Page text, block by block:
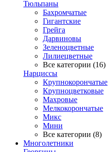
Тюльпаны
Бахромчатые
Гигантские
Грейга
Дарвиновы
Зеленоцветные
Лилиецветные
Все категории (16)
Нарциссы
Крупнокорончатые
Крупноцветковые
Махровые
Мелкокорончатые
Микс
Мини
Все категории (8)
Многолетники